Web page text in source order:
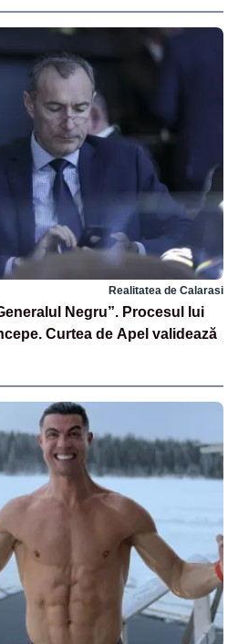
Realitatea de Calarasi
Negru”. Procesul lui
Curtea de Apel validează